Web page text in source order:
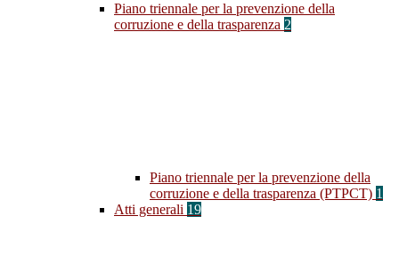
Piano triennale per la prevenzione della
corruzione e della trasparenza 2
Piano triennale per la prevenzione della
corruzione e della trasparenza (PTPCT) 1
Atti generali 19